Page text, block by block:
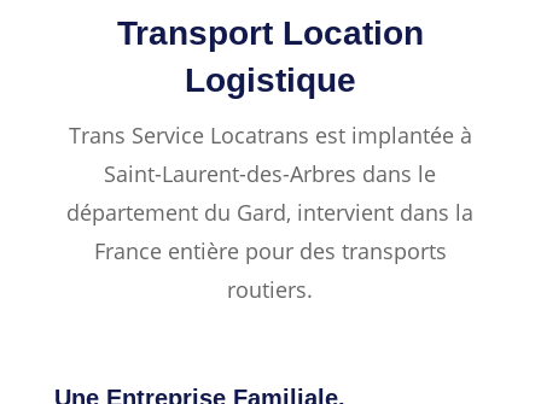
Transport Location
Logistique
Trans Service Locatrans est implantée à
Saint-Laurent-des-Arbres dans le
département du Gard, intervient dans la
France entière pour des transports
routiers.
Une Entreprise Familiale.